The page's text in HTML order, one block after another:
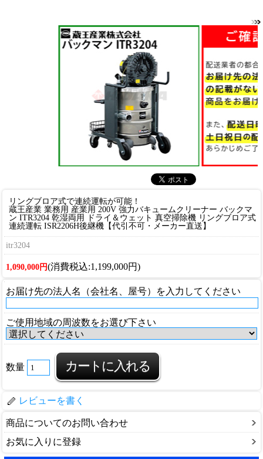
リングブロア式で連続運転が可能！
蔵王産業 業務用 産業用 200V 強力バキュームクリーナー バックマ
ン ITR3204 乾湿両用 ドライ＆ウェット 真空掃除機 リングブロア式
連続運転 ISR2206H後継機【代引不可・メーカー直送】
itr3204
1,090,000円(消費税込:1,199,000円)
お届け先の法人名（会社名、屋号）を入力してください
ご使用地域の周波数をお選び下さい
数量
レビューを書く
商品についてのお問い合わせ
お気に入りに登録